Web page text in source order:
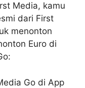
Media, kamu
dari First
menonton
Euro di
Go di App